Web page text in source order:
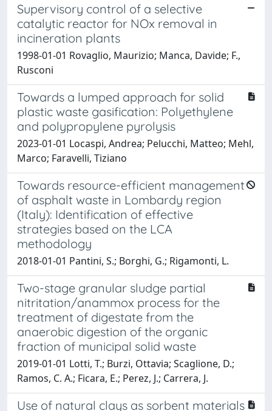
Supervisory control of a selective
catalytic reactor for NOx removal in
incineration plants
1998-01-01 Rovaglio, Maurizio; Manca, Davide; F.,
Rusconi
Towards a lumped approach for solid
plastic waste gasification: Polyethylene
and polypropylene pyrolysis
2023-01-01 Locaspi, Andrea; Pelucchi, Matteo; Mehl,
Marco; Faravelli, Tiziano
Towards resource-efficient management
of asphalt waste in Lombardy region
(Italy): Identification of effective
strategies based on the LCA
methodology
2018-01-01 Pantini, S.; Borghi, G.; Rigamonti, L.
Two-stage granular sludge partial
nitritation/anammox process for the
treatment of digestate from the
anaerobic digestion of the organic
fraction of municipal solid waste
2019-01-01 Lotti, T.; Burzi, Ottavia; Scaglione, D.;
Ramos, C. A.; Ficara, E.; Perez, J.; Carrera, J.
Use of natural clays as sorbent materials